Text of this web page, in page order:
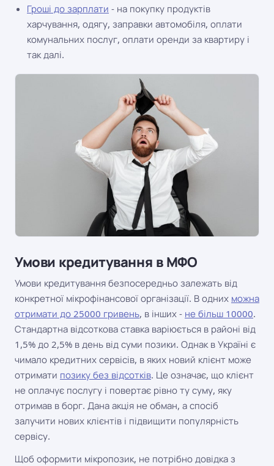
Гроші до зарплати - на покупку продуктів
харчування, одягу, заправки автомобіля, оплати
комунальних послуг, оплати оренди за квартиру і
так далі.
Умови кредитування в МФО
Умови кредитування безпосередньо залежать від
конкретної мікрофінансової організації. В одних можна
отримати до 25000 гривень, в інших - не більш 10000.
Стандартна відсоткова ставка варіюється в районі від
1,5% до 2,5% в день від суми позики. Однак в Україні є
чимало кредитних сервісів, в яких новий клієнт може
отримати позику без відсотків. Це означає, що клієнт
не оплачує послугу і повертає рівно ту суму, яку
отримав в борг. Дана акція не обман, а спосіб
залучити нових клієнтів і підвищити популярність
сервісу.
Щоб оформити мікропозик, не потрібно довідка з